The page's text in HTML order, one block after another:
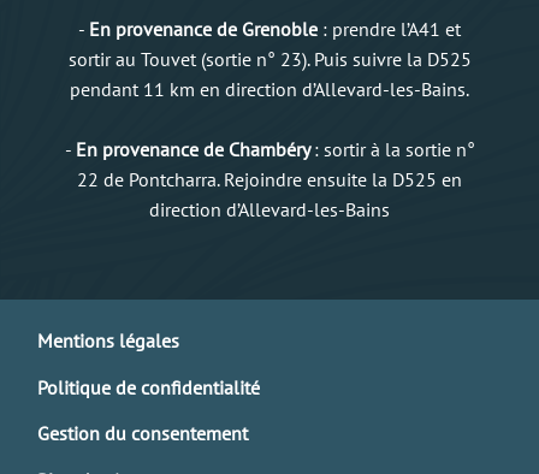
- En provenance de Grenoble : prendre l’A41 et
sortir au Touvet (sortie n° 23). Puis suivre la D525
pendant 11 km en direction d’Allevard-les-Bains.
- En provenance de Chambéry: sortir à la sortie n°
22 de Pontcharra. Rejoindre ensuite la D525 en
direction d’Allevard-les-Bains
Mentions légales
Politique de confidentialité
Gestion du consentement